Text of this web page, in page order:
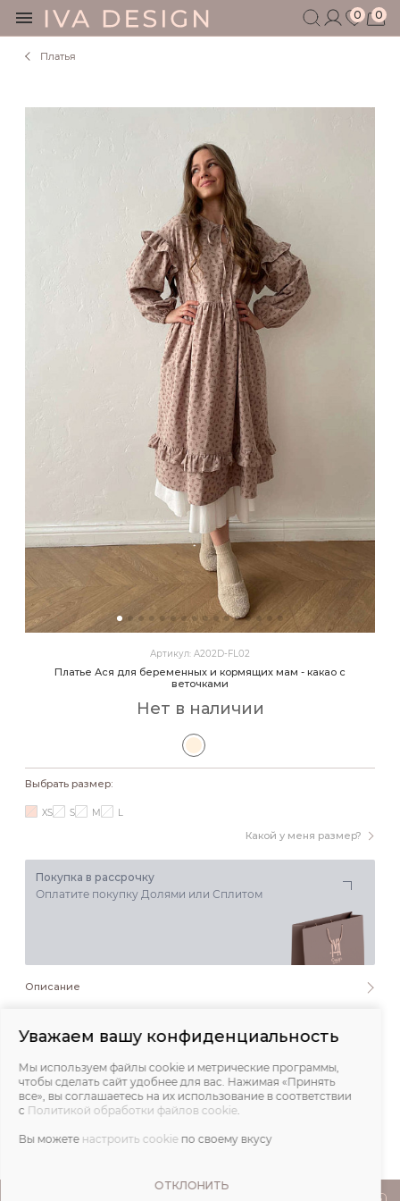
0 0
МУЖЧИНАМ
ДЕТЯМ
АКСЕССУАРЫ
СЕРТИФИКАТ
ШОУРУМ
+7 495 401 6950
Платья
Артикул: A202D-FL02
Платье Ася для беременных и кормящих мам - какао с
веточками
Нет в наличии
Выбрать размер:
Какой у меня размер?
XS S M L
Покупка в рассрочку
Оплатите покупку Долями или Сплитом
Описание
Состав и уход
Обмеры
Уважаем вашу конфиденциальность
Мы используем файлы cookie и метрические программы,
чтобы сделать сайт удобнее для вас. Нажимая «Принять
все», вы соглашаетесь на их использование в соответствии
с Политикой обработки файлов cookie.
Вы можете настроить cookie по своему вкусу
ОТКЛОНИТЬ